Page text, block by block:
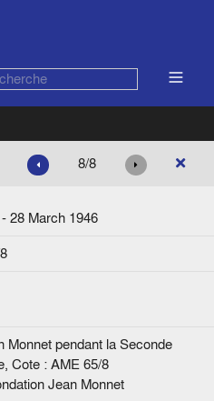
1946
Divers 8/8
28 March 1946
Monnet pendant la Seconde
Cote : AME 65/8
Jean Monnet